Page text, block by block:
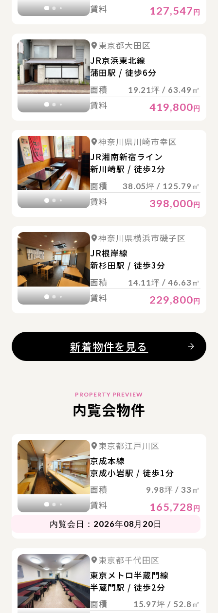
賃料 127,547円
詳細を見る
東京都大田区
JR京浜東北線
蒲田駅 / 徒歩6分
面積
19.21坪 / 63.49㎡
賃料 419,800円
詳細を見る 詳細を見る
神奈川県川崎市幸区
JR湘南新宿ライン
新川崎駅 / 徒歩2分
面積
38.05坪 / 125.79㎡
賃料 398,000円
詳細を見る 詳細を見る
神奈川県横浜市磯子区
JR根岸線
新杉田駅 / 徒歩3分
面積
14.11坪 / 46.63㎡
賃料 229,800円
新着物件を見る
PROPERTY PREVIEW
内覧会物件
詳細を見る
東京都江戸川区
京成本線
京成小岩駅 / 徒歩1分
面積
9.98坪 / 33㎡
賃料 165,728円
内覧会日：2026年08月20日
詳細を見る
東京都千代田区
東京メトロ半蔵門線
半蔵門駅 / 徒歩2分
面積
15.97坪 / 52.8㎡